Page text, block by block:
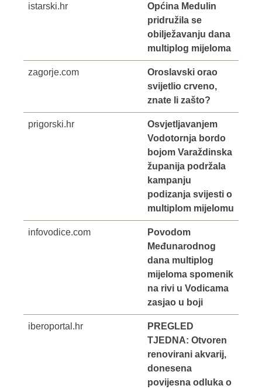
istarski.hr
Općina Medulin
pridružila se
obilježavanju dana
multiplog mijeloma
zagorje.com
Oroslavski orao
svijetlio crveno,
znate li zašto?
prigorski.hr
Osvjetljavanjem
Vodotornja bordo
bojom Varaždinska
županija podržala
kampanju
podizanja svijesti o
multiplom mijelomu
infovodice.com
Povodom
Međunarodnog
dana multiplog
mijeloma spomenik
na rivi u Vodicama
zasjao u boji
iberoportal.hr
PREGLED
TJEDNA: Otvoren
renovirani akvarij,
donesena
povijesna odluka o